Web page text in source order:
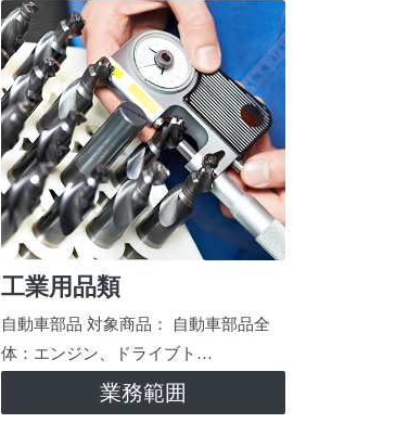
工業用品類
自動車部品 対象商品： 自動車部品全
体：エンジン、ドライブト…
業務範囲